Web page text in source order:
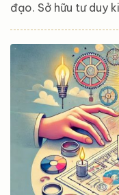
đạo. Sở hữu tư duy
định bản thân. Để
Linh hồn số 8,
tính cách, tình yêu
con số này, mời
Linh hồn 8...